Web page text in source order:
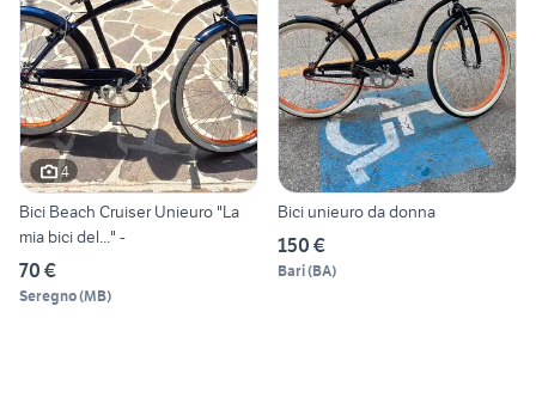
4
Bici Beach Cruiser Unieuro "La
mia bici del..." -
70 €
Seregno(MB)
Bici unieuro da donna
150 €
Bari(BA)